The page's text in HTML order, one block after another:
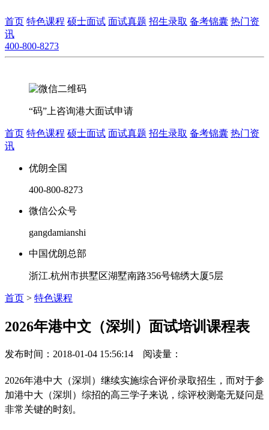
首页 特色课程 硕士面试 面试真题 招生录取 备考锦囊 热门资
讯
400-800-8273
“码”上咨询港大面试申请
首页 特色课程 硕士面试 面试真题 招生录取 备考锦囊 热门资
讯
优朗全国
400-800-8273
微信公众号
gangdamianshi
中国优朗总部
浙江.杭州市拱墅区湖墅南路356号锦绣大厦5层
首页 > 特色课程
2026年港中文（深圳）面试培训课程表
发布时间：2018-01-04 15:56:14 阅读量：
2026年港中大（深圳）继续实施综合评价录取招生，而对于参
加港中大（深圳）综招的高三学子来说，综评校测毫无疑问是
非常关键的时刻。